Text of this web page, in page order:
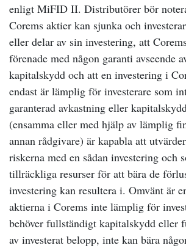
enligt MiFID II. Distributörer bör
Corems aktier kan sjunka och
eller delar av sin investering, att
förenade med någon garanti avseende
kapitalskydd och att en investering i
endast är lämplig för investerare som
garanterad avkastning eller
(ensamma eller med hjälp av lämplig
annan rådgivare) är kapabla att
riskerna med en sådan investering och
tillräckliga resurser för att bära de
investering kan resultera i. Omvänt är
aktierna i Corems inte lämplig för
behöver fullständigt kapitalskydd eller
av investerat belopp, inte kan bära